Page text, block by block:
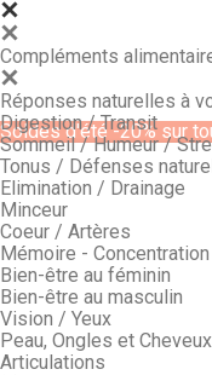
Soldes d'été -20% sur
Compléments
Réponses naturelles à
Digestion / Transit
Sommeil / Humeur /
Tonus / Défenses
Elimination / Drainage
Minceur
Coeur / Artères
Mémoire - Concentration
Bien-être au féminin
Bien-être au masculin
Vision / Yeux
Peau, Ongles et Cheveux
Articulations